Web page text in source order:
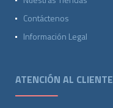
Contáctenos
Información Legal
ATENCIÓN AL CLIENTE